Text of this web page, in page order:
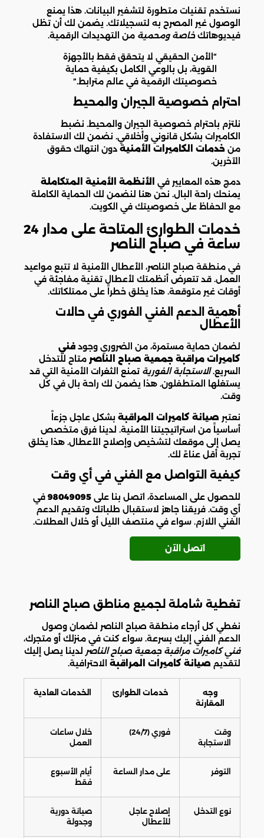
نستخدم تقنيات متطورة لتشفير البيانات. هذا يمنع
الوصول غير المصرح به لتسجيلاتك. يضمن لك أن تظل
فيديوهاتك خاصة ومحمية من التهديدات الرقمية.
“الأمن الحقيقي لا يتحقق فقط بالأجهزة
القوية، بل بالوعي الكامل بكيفية حماية
خصوصيتك الرقمية في عالم مترابط.”
احترام خصوصية الجيران والمحيط
نلتزم باحترام خصوصية الجيران والمحيط. نضبط
الكاميرات بشكل قانوني وأخلاقي. نضمن لك الاستفادة
من خدمات الكاميرات الأمنية دون انتهاك حقوق
الآخرين.
دمج هذه المعايير في
الأنظمة الأمنية المتكاملة
يمنحك راحة البال. نحن هنا لنضمن لك الحماية الكاملة
مع الحفاظ على خصوصيتك في الكويت.
خدمات الطوارئ المتاحة على مدار 24
ساعة في صباح الناصر
في منطقة صباح الناصر، الأعطال الأمنية لا تتبع مواعيد
العمل. قد تتعرض أنظمتك لأعطال تقنية مفاجئة في
أوقات غير متوقعة. هذا يخلق خطراً على ممتلكاتك.
أهمية الدعم الفني الفوري في حالات
الأعطال
لضمان حماية مستمرة، من الضروري وجود فني
كاميرات مراقبة جمعية صباح الناصر متاح للتدخل
السريع.الاستجابة الفورية تمنع الثغرات الأمنية التي قد
يستغلها المتطفلون. هذا يضمن لك راحة بال في كل
وقت.
نعتبر صيانة كاميرات المراقبة بشكل عاجل جزءاً
أساسياً من استراتيجيتنا الأمنية. لدينا فرق متخصص
يصل إلى موقعك لتشخيص وإصلاح الأعطال. هذا يخلق
تجربة أقل عناءً لك.
كيفية التواصل مع الفني في أي وقت
للحصول على المساعدة، اتصل بنا على 98049095 في
أي وقت. فريقنا جاهز لاستقبال طلباتك وتقديم الدعم
الفني اللازم. سواء في منتصف الليل أو خلال العطلات.
اتصل الآن
تغطية شاملة لجميع مناطق صباح الناصر
نغطي كل أرجاء منطقة صباح الناصر لضمان وصول
الدعم الفني إليك بسرعة. سواء كنت في منزلك أو متجرك،
فني كاميرات مراقبة جمعية صباح الناصر لدينا يصل إليك
لتقديم صيانة كاميرات المراقبة الاحترافية.
وجه
المقارنة
خدمات الطوارئ الخدمات العادية
وقت
الاستجابة
فوري (24/7)
خلال ساعات
العمل
التوفر على مدار الساعة
أيام الأسبوع
فقط
نوع التدخل
إصلاح عاجل
للأعطال
صيانة دورية
وجدولة